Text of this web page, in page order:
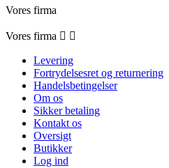
Vores firma
Vores firma  
Levering
Fortrydelsesret og returnering
Handelsbetingelser
Om os
Sikker betaling
Kontakt os
Oversigt
Butikker
Log ind